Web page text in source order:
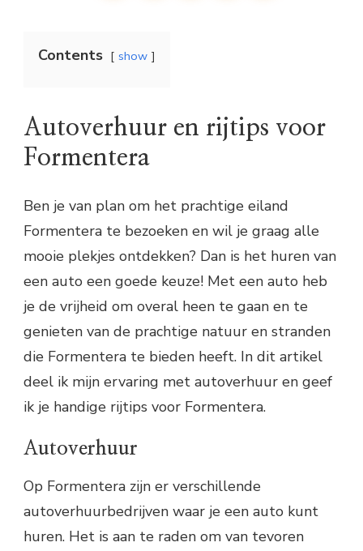
Contents show
Autoverhuur en rijtips voor
Formentera
Ben je van plan om het prachtige eiland
Formentera te bezoeken en wil je graag alle
mooie plekjes ontdekken? Dan is het huren van
een auto een goede keuze! Met een auto heb
je de vrijheid om overal heen te gaan en te
genieten van de prachtige natuur en stranden
die Formentera te bieden heeft. In dit artikel
deel ik mijn ervaring met autoverhuur en geef
ik je handige rijtips voor Formentera.
Autoverhuur
Op Formentera zijn er verschillende
autoverhuurbedrijven waar je een auto kunt
huren. Het is aan te raden om van tevoren